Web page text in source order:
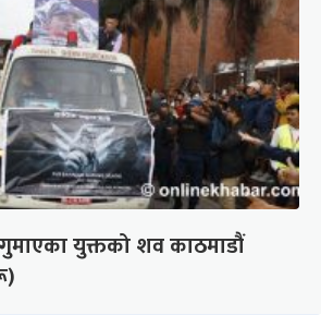
गुमाएका युक्तको शव काठमाडौं